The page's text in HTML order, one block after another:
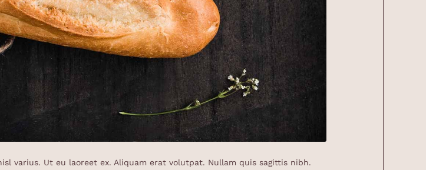
varius. Ut eu laoreet ex. Aliquam erat volutpat. Nullam quis sagittis nibh.